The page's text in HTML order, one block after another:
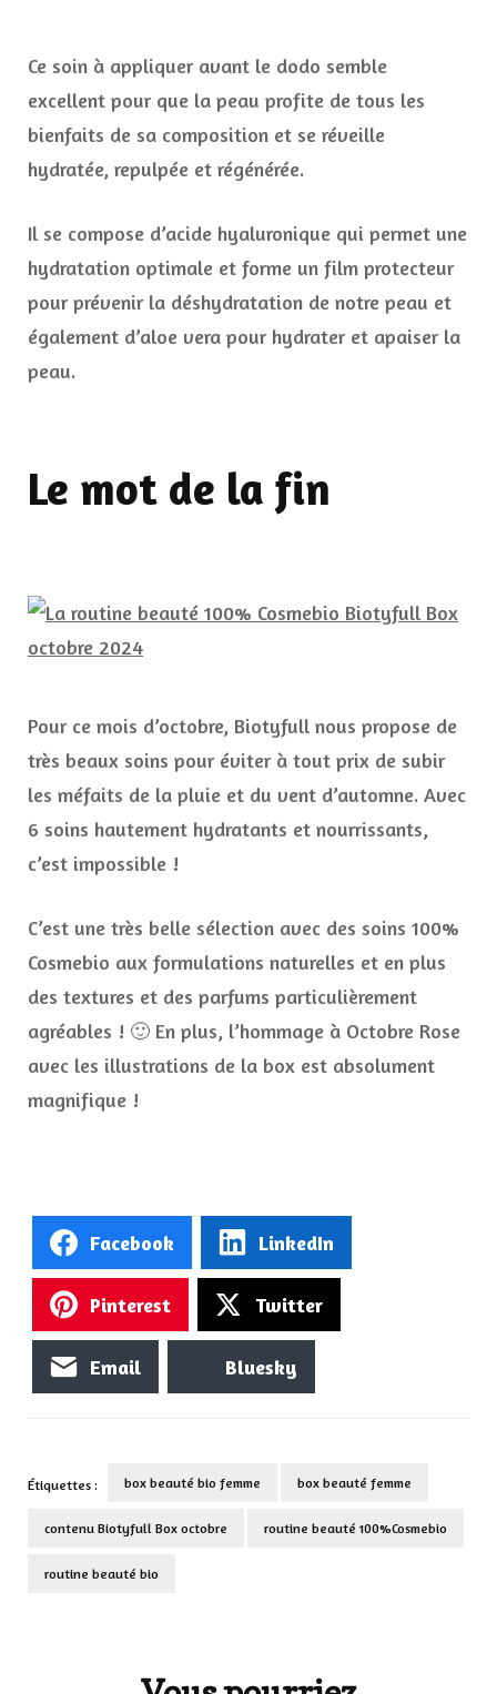
Ce soin à appliquer avant le dodo semble
excellent pour que la peau profite de tous les
bienfaits de sa composition et se réveille
hydratée, repulpée et régénérée.
Il se compose d’acide hyaluronique qui permet une
hydratation optimale et forme un film protecteur
pour prévenir la déshydratation de notre peau et
également d’aloe vera pour hydrater et apaiser la
peau.
Le mot de la fin
Pour ce mois d’octobre, Biotyfull nous propose de
très beaux soins pour éviter à tout prix de subir
les méfaits de la pluie et du vent d’automne. Avec
6 soins hautement hydratants et nourrissants,
c’est impossible !
C’est une très belle sélection avec des soins 100%
Cosmebio aux formulations naturelles et en plus
des textures et des parfums particulièrement
agréables ! 🙂 En plus, l’hommage à Octobre Rose
avec les illustrations de la box est absolument
magnifique !
Facebook LinkedIn
Pinterest Twitter
Email Bluesky
Étiquettes : box beauté bio femme box beauté femme
contenu Biotyfull Box octobre routine beauté 100%Cosmebio
routine beauté bio